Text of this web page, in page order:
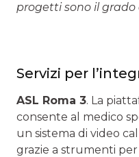
progetti sono il grado
Servizi per
ASL Roma 3. La
consente al medico
un sistema di video
grazie a strumenti per